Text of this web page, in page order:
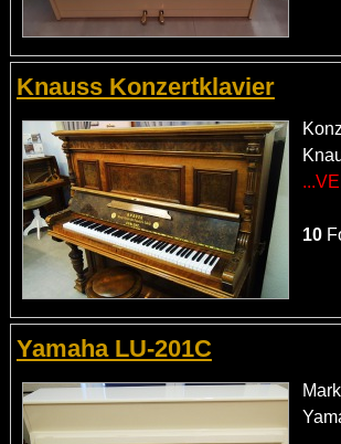
Knauss Konzertklavier
10
Yamaha LU-201C